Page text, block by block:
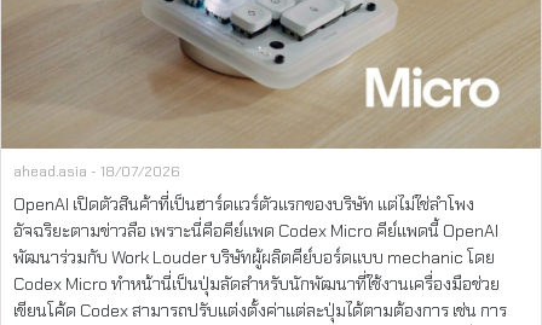
ahead.asia - 18/07/2026
OpenAI เปิดตัวสินค้าที่เป็นฮาร์ดแวร์ตัวแรกของบริษัท แต่ไม่ใช่ลำโพง
อัจฉริยะตามข่าวลือ เพราะนี่คือคีย์แพด Codex Micro คีย์แพดนี้ OpenAI
พัฒนาร่วมกับ Work Louder บริษัทผู้ผลิตคีย์บอร์ดแบบ mechanic โดย
Codex Micro ทำหน้านี่เป็นปุ่มลัดสำหรับนักพัฒนาที่ใช้งานเครื่องมือช่วย
เขียนโค้ด Codex สามารถปรับแต่งตั้งค่าแต่ละปุ่มได้ตามต้องการ เช่น การ